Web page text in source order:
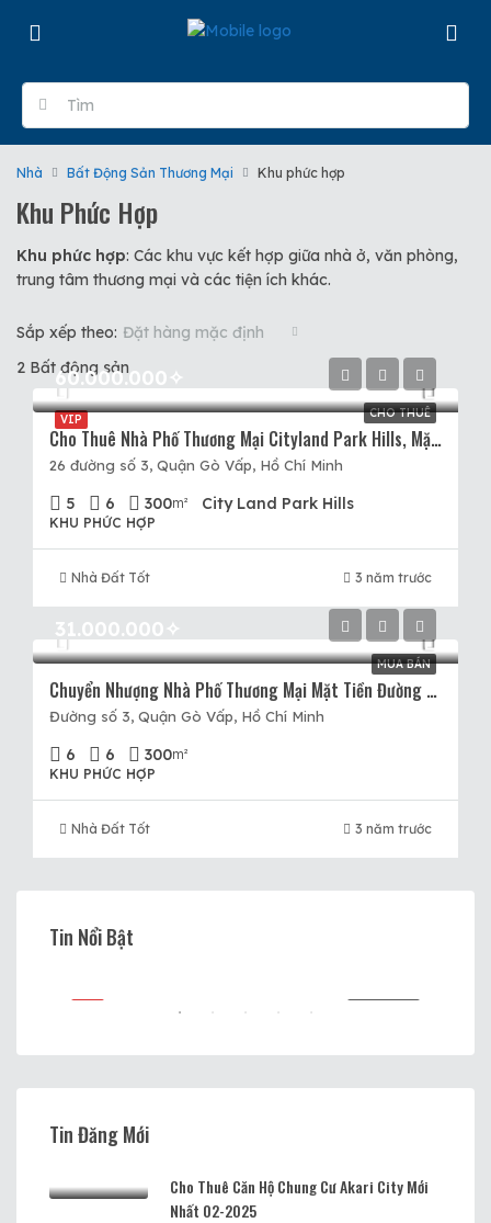
Nhà Bất Động Sản Thương Mại Khu phức hợp
Khu Phức Hợp
Khu phức hợp: Các khu vực kết hợp giữa nhà ở, văn phòng,
trung tâm thương mại và các tiện ích khác.
2 Bất động sản
Sắp xếp theo: Đặt hàng mặc định
VIP CHO THUÊ
60.000.000✧
Cho Thuê Nhà Phố Thương Mại Cityland Park Hills, Mặt Tiền Đường Số 3, 5×20, XD 5 Tầng, 60tr.
26 đường số 3, Quận Gò Vấp, Hồ Chí Minh
5 6 300m² City Land Park Hills
KHU PHỨC HỢP
Nhà Đất Tốt 3 năm trước
MUA BÁN
31.000.000✧
Chuyển Nhượng Nhà Phố Thương Mại Mặt Tiền Đường Số 3 Dự Án Cityland Park Hills Gò Vấp.
Đường số 3, Quận Gò Vấp, Hồ Chí Minh
6 6 300m²
KHU PHỨC HỢP
Nhà Đất Tốt 3 năm trước
Tin Nổi Bật
10.500.000✧/vnd
Tin Đăng Mới
Cho Thuê Căn Hộ Chung Cư Akari City Mới
Nhất 02-2025